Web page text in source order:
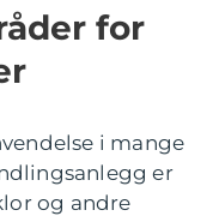
for
i mange
er
og andre